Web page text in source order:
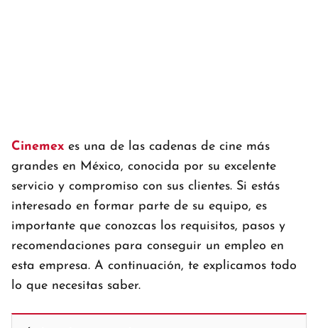
Cinemex es una de las cadenas de cine más
grandes en México, conocida por su excelente
servicio y compromiso con sus clientes. Si estás
interesado en formar parte de su equipo, es
importante que conozcas los requisitos, pasos y
recomendaciones para conseguir un empleo en
esta empresa. A continuación, te explicamos todo
lo que necesitas saber.